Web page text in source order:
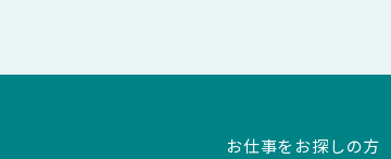
お仕事をお探しの方